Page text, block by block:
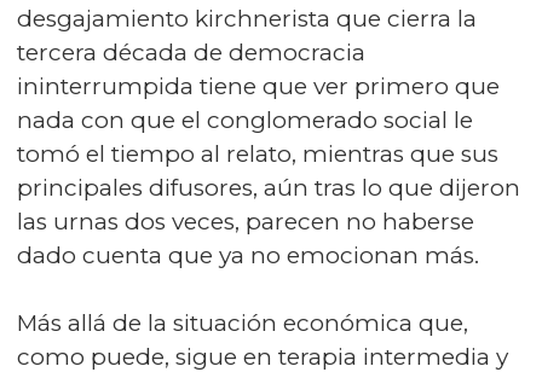
desgajamiento kirchnerista que cierra la
tercera década de democracia
ininterrumpida tiene que ver primero que
nada con que el conglomerado social le
tomó el tiempo al relato, mientras que sus
principales difusores, aún tras lo que dijeron
las urnas dos veces, parecen no haberse
dado cuenta que ya no emocionan más.
Más allá de la situación económica que,
como puede, sigue en terapia intermedia y